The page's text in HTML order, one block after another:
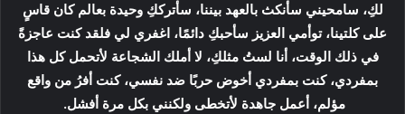
لكِ، سامحيني سأنكث بالعهد بيننا، سأترككِ وحيدة بعالم كان قاسٍ
على كلتينا، توأمي العزيز سأحبكِ دائمًا، اغفري لي فلقد كنت عاجزةً
في ذلك الوقت، أنا لستُ مثلكِ، لا أملك الشجاعة لأتحمل كل هذا
بمفردي، كنت بمفردي أخوض حربًا ضد نفسي، كنت أفرُ من واقع
مؤلم، أعمل جاهدة لأتخطى ولكنني بكل مرة أفشل.